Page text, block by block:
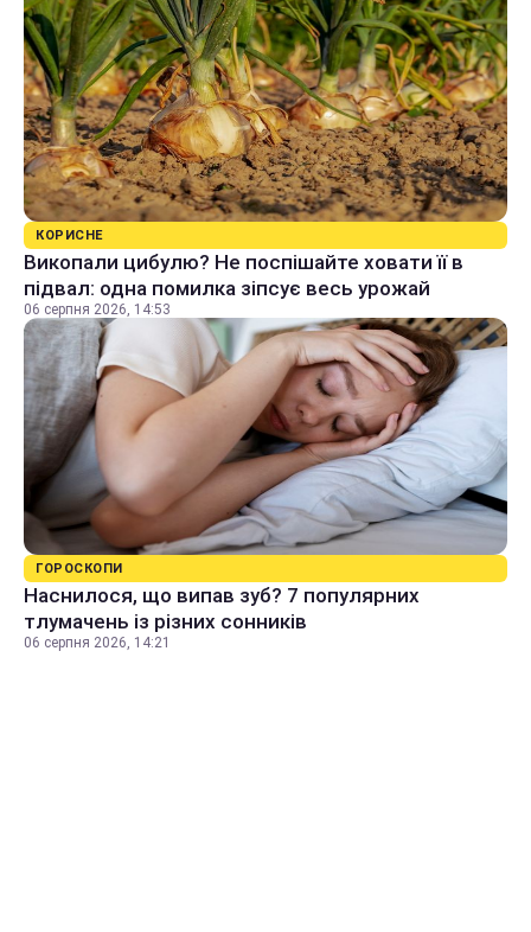
КОРИСНЕ
Викопали цибулю? Не поспішайте ховати її в
підвал: одна помилка зіпсує весь урожай
06 серпня 2026, 14:53
ГОРОСКОПИ
Наснилося, що випав зуб? 7 популярних
тлумачень із різних сонників
06 серпня 2026, 14:21